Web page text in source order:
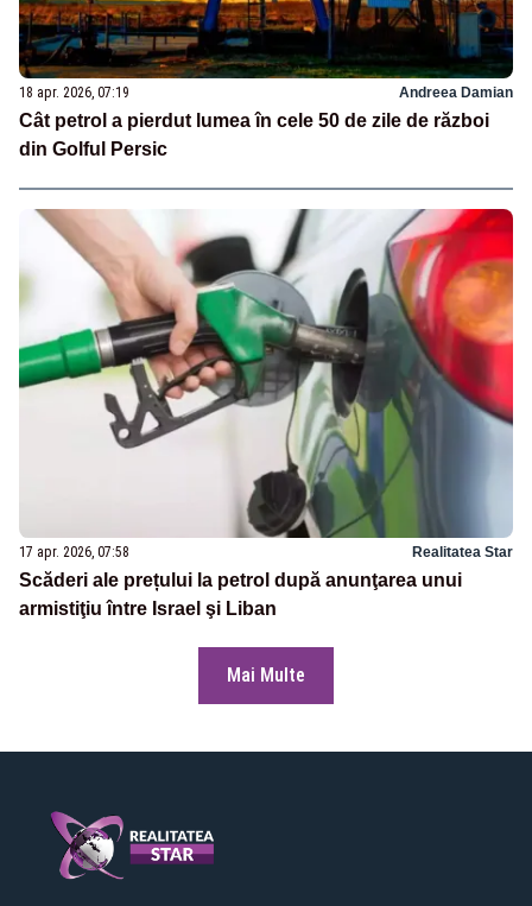
18 apr. 2026, 07:19 Andreea Damian
Cât petrol a pierdut lumea în cele 50 de zile de război
din Golful Persic
17 apr. 2026, 07:58 Realitatea Star
Scăderi ale prețului la petrol după anunţarea unui
armistiţiu între Israel şi Liban
Mai Multe